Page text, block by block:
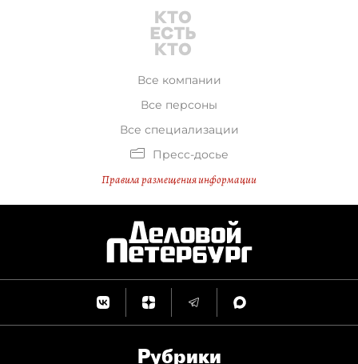
Все компании
Все персоны
Все специализации
Пресс-досье
Правила размещения информации
Рубрики